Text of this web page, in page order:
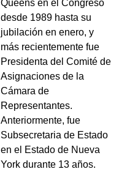
Queens en el Congreso
desde 1989 hasta su
jubilación en enero, y
más recientemente fue
Presidenta del Comité de
Asignaciones de la
Cámara de
Representantes.
Anteriormente, fue
Subsecretaria de Estado
en el Estado de Nueva
York durante 13 años.